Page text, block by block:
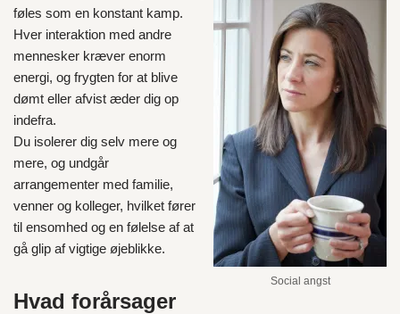
Social angst
føles som en konstant kamp.
Hver interaktion med andre
mennesker kræver enorm
energi, og frygten for at blive
dømt eller afvist æder dig op
indefra.
Du isolerer dig selv mere og
mere, og undgår
arrangementer med familie,
venner og kolleger, hvilket fører
til ensomhed og en følelse af at
gå glip af vigtige øjeblikke.
Hvad forårsager